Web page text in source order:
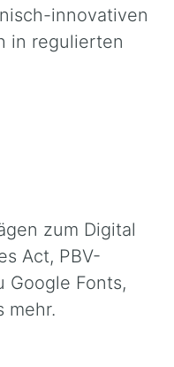
innovativen
in regulierten
zum Digital
Act, PBV-
Google Fonts,
mehr.